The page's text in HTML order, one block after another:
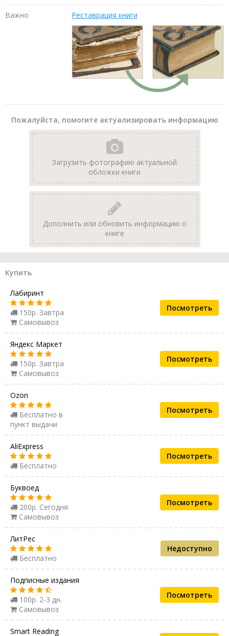
Важно Реставрация книги
Пожалуйста, помогите актуализировать информацию
Загрузить фотографию актуальной
обложки книги
Дополнить или обновить информацию о
книге
Купить
Лабиринт
150р. Завтра
Самовывоз
Посмотреть
Яндекс Маркет
150р. Завтра
Самовывоз
Посмотреть
Ozon
Бесплатно в
пункт выдачи
Посмотреть
AliExpress
Бесплатно
Посмотреть
Буквоед
200р. Сегодня
Самовывоз
Посмотреть
ЛитРес
Бесплатно
Недоступно
Подписные издания
100р. 2-3 дн.
Самовывоз
Посмотреть
Smart Reading